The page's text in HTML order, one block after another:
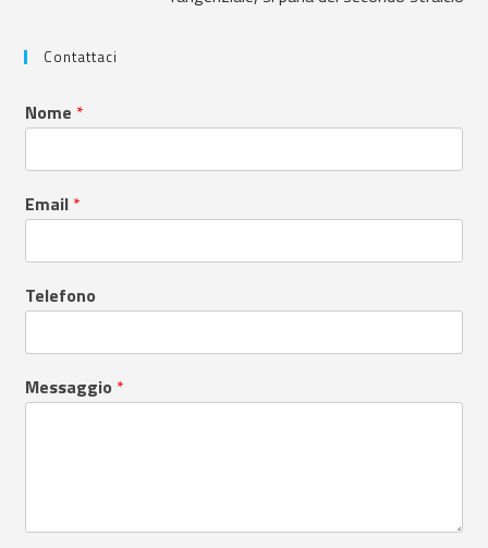
Contattaci
Nome *
Email *
Telefono
Messaggio *